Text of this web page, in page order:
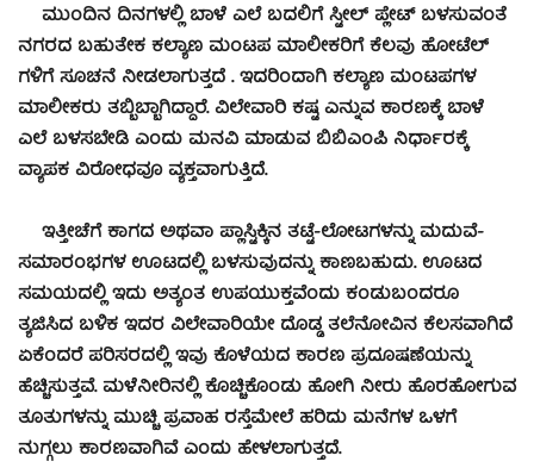
ಮುಂದಿನ ದಿನಗಳಲ್ಲಿ ಬಾಳೆ ಎಲೆ ಬದಲಿಗೆ ಸ್ಟೀಲ್ ಪ್ಲೇಟ್ ಬಳಸುವಂತೆ
ನಗರದ ಬಹುತೇಕ ಕಲ್ಯಾಣ ಮಂಟಪ ಮಾಲೀಕರಿಗೆ ಕೆಲವು ಹೋಟೆಲ್
ಗಳಿಗೆ ಸೂಚನೆ ನೀಡಲಾಗುತ್ತದೆ . ಇದರಿಂದಾಗಿ ಕಲ್ಯಾಣ ಮಂಟಪಗಳ
ಮಾಲೀಕರು ತಬ್ಬಿಬ್ಬಾಗಿದ್ದಾರೆ. ವಿಲೇವಾರಿ ಕಷ್ಟ ಎನ್ನುವ ಕಾರಣಕ್ಕೆ ಬಾಳೆ
ಎಲೆ ಬಳಸಬೇಡಿ ಎಂದು ಮನವಿ ಮಾಡುವ ಬಿಬಿಎಂಪಿ ನಿರ್ಧಾರಕ್ಕೆ
ವ್ಯಾಪಕ ವಿರೋಧವೂ ವ್ಯಕ್ತವಾಗುತ್ತಿದೆ.
ಇತ್ತೀಚೆಗೆ ಕಾಗದ ಅಥವಾ ಪ್ಲಾಸ್ಟಿಕ್ಕಿನ ತಟ್ಟೆ-ಲೋಟಗಳನ್ನು ಮದುವೆ-
ಸಮಾರಂಭಗಳ ಊಟದಲ್ಲಿ ಬಳಸುವುದನ್ನು ಕಾಣಬಹುದು. ಊಟದ
ಸಮಯದಲ್ಲಿ ಇದು ಅತ್ಯಂತ ಉಪಯುಕ್ತವೆಂದು ಕಂಡುಬಂದರೂ
ತ್ಯಜಿಸಿದ ಬಳಿಕ ಇದರ ವಿಲೇವಾರಿಯೇ ದೊಡ್ಡ ತಲೆನೋವಿನ ಕೆಲಸವಾಗಿದೆ
ಏಕೆಂದರೆ ಪರಿಸರದಲ್ಲಿ ಇವು ಕೊಳೆಯದ ಕಾರಣ ಪ್ರದೂಷಣೆಯನ್ನು
ಹೆಚ್ಚಿಸುತ್ತವೆ. ಮಳೆನೀರಿನಲ್ಲಿ ಕೊಚ್ಚಿಕೊಂಡು ಹೋಗಿ ನೀರು ಹೊರಹೋಗುವ
ತೂತುಗಳನ್ನು ಮುಚ್ಚಿ ಪ್ರವಾಹ ರಸ್ತೆಮೇಲೆ ಹರಿದು ಮನೆಗಳ ಒಳಗೆ
ನುಗ್ಗಲು ಕಾರಣವಾಗಿವೆ ಎಂದು ಹೇಳಲಾಗುತ್ತದೆ.